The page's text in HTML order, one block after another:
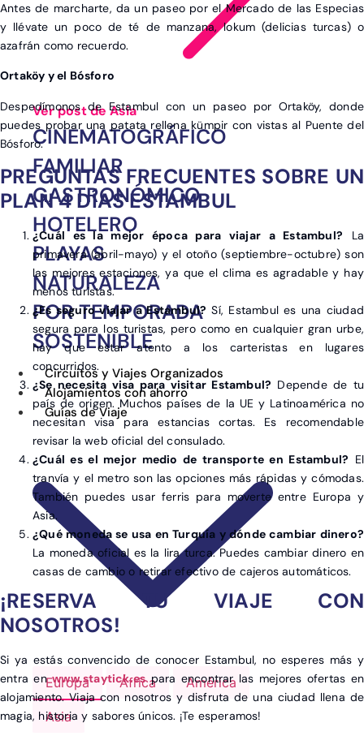
Ver post de Asia
CINEMATOGRÁFICO
FAMILIAR
GASTRONÓMICO
HOTELERO
PLAYAS
NATURALEZA
POR TEMPORADA
SOSTENIBLE
Circuitos y Viajes Organizados
Alojamientos con ahorro
Guías de Viaje
Europa África América
Asia
Antes de marcharte, da un paseo por el Mercado de las Especias
y llévate un poco de té de manzana, lokum (delicias turcas) o
azafrán como recuerdo.
Ortaköy y el Bósforo
Despedímonos de Estambul con un paseo por Ortaköy, donde
puedes probar una patata rellena kümpir con vistas al Puente del
Bósforo.
PREGUNTAS FRECUENTES SOBRE UN
PLAN 4 DÍAS ESTAMBUL
¿Cuál es la mejor época para viajar a Estambul? La
primavera (abril-mayo) y el otoño (septiembre-octubre) son
las mejores estaciones, ya que el clima es agradable y hay
menos turistas.
¿Es seguro viajar a Estambul? Sí, Estambul es una ciudad
segura para los turistas, pero como en cualquier gran urbe,
hay que estar atento a los carteristas en lugares
concurridos.
¿Se necesita visa para visitar Estambul? Depende de tu
país de origen. Muchos países de la UE y Latinoamérica no
necesitan visa para estancias cortas. Es recomendable
revisar la web oficial del consulado.
¿Cuál es el mejor medio de transporte en Estambul? El
tranvía y el metro son las opciones más rápidas y cómodas.
También puedes usar ferris para moverte entre Europa y
Asia.
¿Qué moneda se usa en Turquía y dónde cambiar dinero?
La moneda oficial es la lira turca. Puedes cambiar dinero en
casas de cambio o retirar efectivo de cajeros automáticos.
¡RESERVA TU VIAJE CON
NOSOTROS!
Si ya estás convencido de conocer Estambul, no esperes más y
entra enwww.staytick.espara encontrar las mejores ofertas en
alojamiento. Viaja con nosotros y disfruta de una ciudad llena de
magia, historia y sabores únicos. ¡Te esperamos!